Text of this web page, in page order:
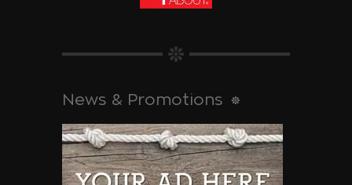
News & Promotions